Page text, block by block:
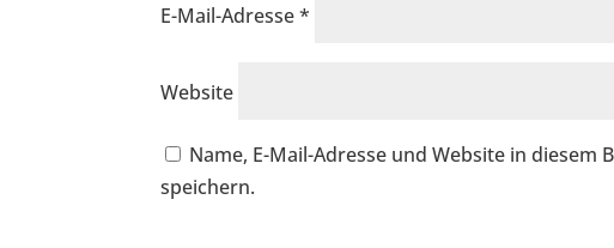
E-Mail-Adresse*
Website
Name, E-Mail-Adresse und Website in
speichern.